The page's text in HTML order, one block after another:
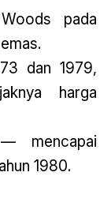
pada
dan 1979,
harga
mencapai
1980.